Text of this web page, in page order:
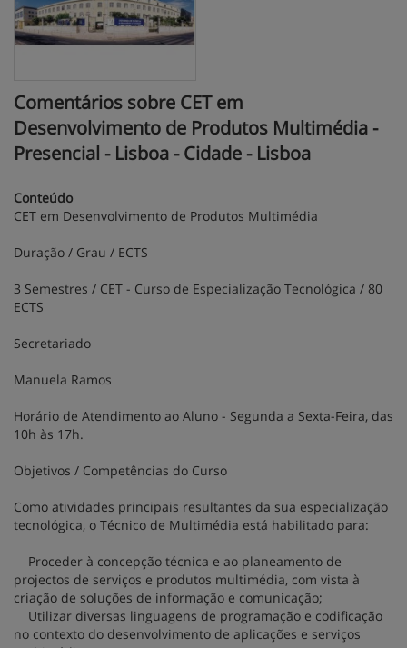
Comentários sobre CET em
Desenvolvimento de Produtos Multimédia -
Presencial - Lisboa - Cidade - Lisboa
Conteúdo
CET em Desenvolvimento de Produtos Multimédia
Duração / Grau / ECTS
3 Semestres / CET - Curso de Especialização Tecnológica / 80
ECTS
Secretariado
Manuela Ramos
Horário de Atendimento ao Aluno - Segunda a Sexta-Feira, das
10h às 17h.
Objetivos / Competências do Curso
Como atividades principais resultantes da sua especialização
tecnológica, o Técnico de Multimédia está habilitado para:
Proceder à concepção técnica e ao planeamento de
projectos de serviços e produtos multimédia, com vista à
criação de soluções de informação e comunicação;
Utilizar diversas linguagens de programação e codificação
no contexto do desenvolvimento de aplicações e serviços